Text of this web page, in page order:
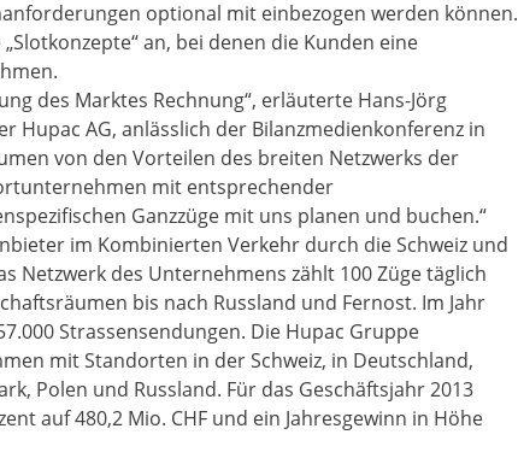
optional mit einbezogen werden können.
an, bei denen die Kunden eine
des Marktes Rechnung“, erläuterte Hans-Jörg
Hupac AG, anlässlich der Bilanzmedienkonferenz in
von den Vorteilen des breiten Netzwerks der
mit entsprechender
Ganzzüge mit uns planen und buchen.“
im Kombinierten Verkehr durch die Schweiz und
Netzwerk des Unternehmens zählt 100 Züge täglich
bis nach Russland und Fernost. Im Jahr
Strassensendungen. Die Hupac Gruppe
mit Standorten in der Schweiz, in Deutschland,
Polen und Russland. Für das Geschäftsjahr 2013
auf 480,2 Mio. CHF und ein Jahresgewinn in Höhe